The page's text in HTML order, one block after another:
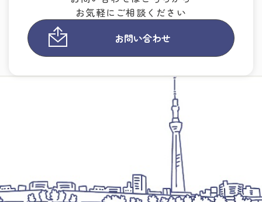
お気軽にご相談ください
お問い合わせ